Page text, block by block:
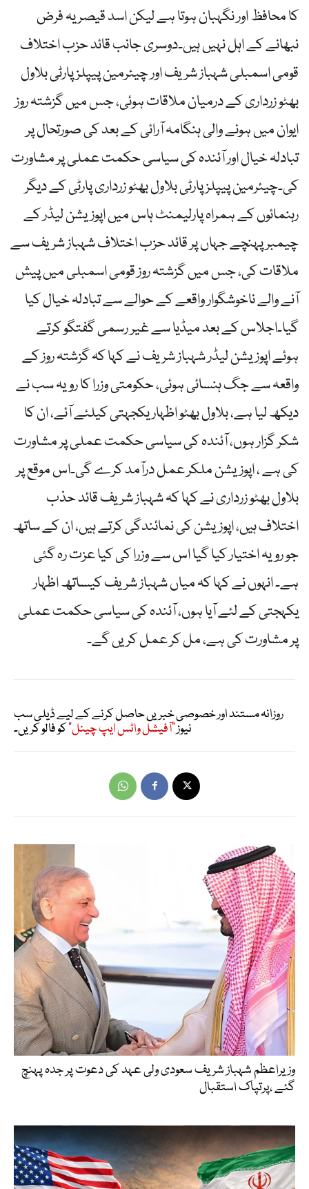
کا محافظ اور نگہبان ہوتا ہے لیکن اسد قیصر یہ فرض
نبھانے کے اہل نہیں ہیں۔دوسری جانب قائد حزب اختلاف
قومی اسمبلی شہباز شریف اور چیئرمین پیپلز پارٹی بلاول
بھٹو زرداری کے درمیان ملاقات ہوئی، جس میں گزشتہ روز
ایوان میں ہونے والی ہنگامہ آرائی کے بعد کی صورتحال پر
تبادلہ خیال اور آئندہ کی سیاسی حکمت عملی پر مشاورت
کی۔چیئرمین پیپلزپارٹی بلاول بھٹو زرداری پارٹی کے دیگر
رہنمائوں کے ہمراہ پارلیمنٹ ہاس میں اپوزیشن لیڈر کے
چیمبر پہنچے جہاں پر قائد حزب اختلاف شہباز شریف سے
ملاقات کی، جس میں گزشتہ روز قومی اسمبلی میں پیش
آنے والے ناخوشگوار واقعے کے حوالے سے تبادلہ خیال کیا
گیا۔اجلاس کے بعد میڈیا سے غیر رسمی گفتگو کرتے
ہوئے اپوزیشن لیڈر شہباز شریف نے کہا کہ گزشتہ روز کے
واقعہ سے جگ ہنسائی ہوئی، حکومتی وزرا کا رویہ سب نے
دیکھ لیا ہے، بلاول بھٹو اظہار یکجہتی کیلئے آئے، ان کا
شکر گزار ہوں، آئندہ کی سیاسی حکمت عملی پر مشاورت
کی ہے ، اپوزیشن ملکر عمل درآمد کرے گی۔اس موقع پر
بلاول بھٹو زرداری نے کہا کہ شہباز شریف قائد حذب
اختلاف ہیں، اپوزیشن کی نمائندگی کرتے ہیں، ان کے ساتھ
جو رویہ اختیار کیا گیا اس سے وزرا کی کیا عزت رہ گئی
ہے۔ انہوں نے کہا کہ میاں شہباز شریف کیساتھ اظہار
یکہجتی کے لئے آیا ہوں، آئندہ کی سیاسی حکمت عملی
پر مشاورت کی ہے، مل کر عمل کریں گے۔
روزانہ مستند اور خصوصی خبریں حاصل کرنے کے لیے ڈیلی سب
نیوز"آفیشل واٹس ایپ چینل"کو فالو کریں۔
وزیراعظم شہباز شریف سعودی ولی عہد کی دعوت پر جدہ پہنچ
گئے ،پرتپاک استقبال